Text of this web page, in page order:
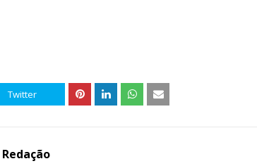
Twitter
Redação